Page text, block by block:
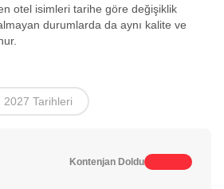
otel isimleri tarihe göre değişiklik
durumlarda da aynı kalite ve
2027 Tarihleri
Kontenjan Doldu